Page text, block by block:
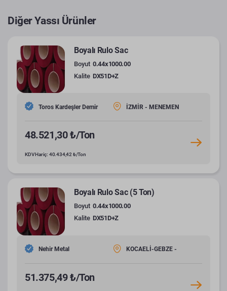
Diğer Yassı Ürünler
Boyalı Rulo Sac
Boyut 0.44x1000.00
Kalite DX51D+Z
Toros Kardeşler Demir İZMİR - MENEMEN
48.521,30 ₺/Ton
KDV Hariç: 40.434,42 ₺/Ton
Boyalı Rulo Sac (5 Ton)
Boyut 0.44x1000.00
Kalite DX51D+Z
Nehir Metal KOCAELİ-GEBZE -
51.375,49 ₺/Ton